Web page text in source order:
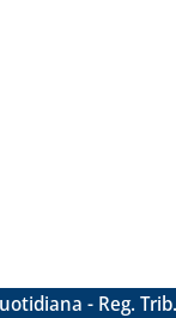
- Reg.